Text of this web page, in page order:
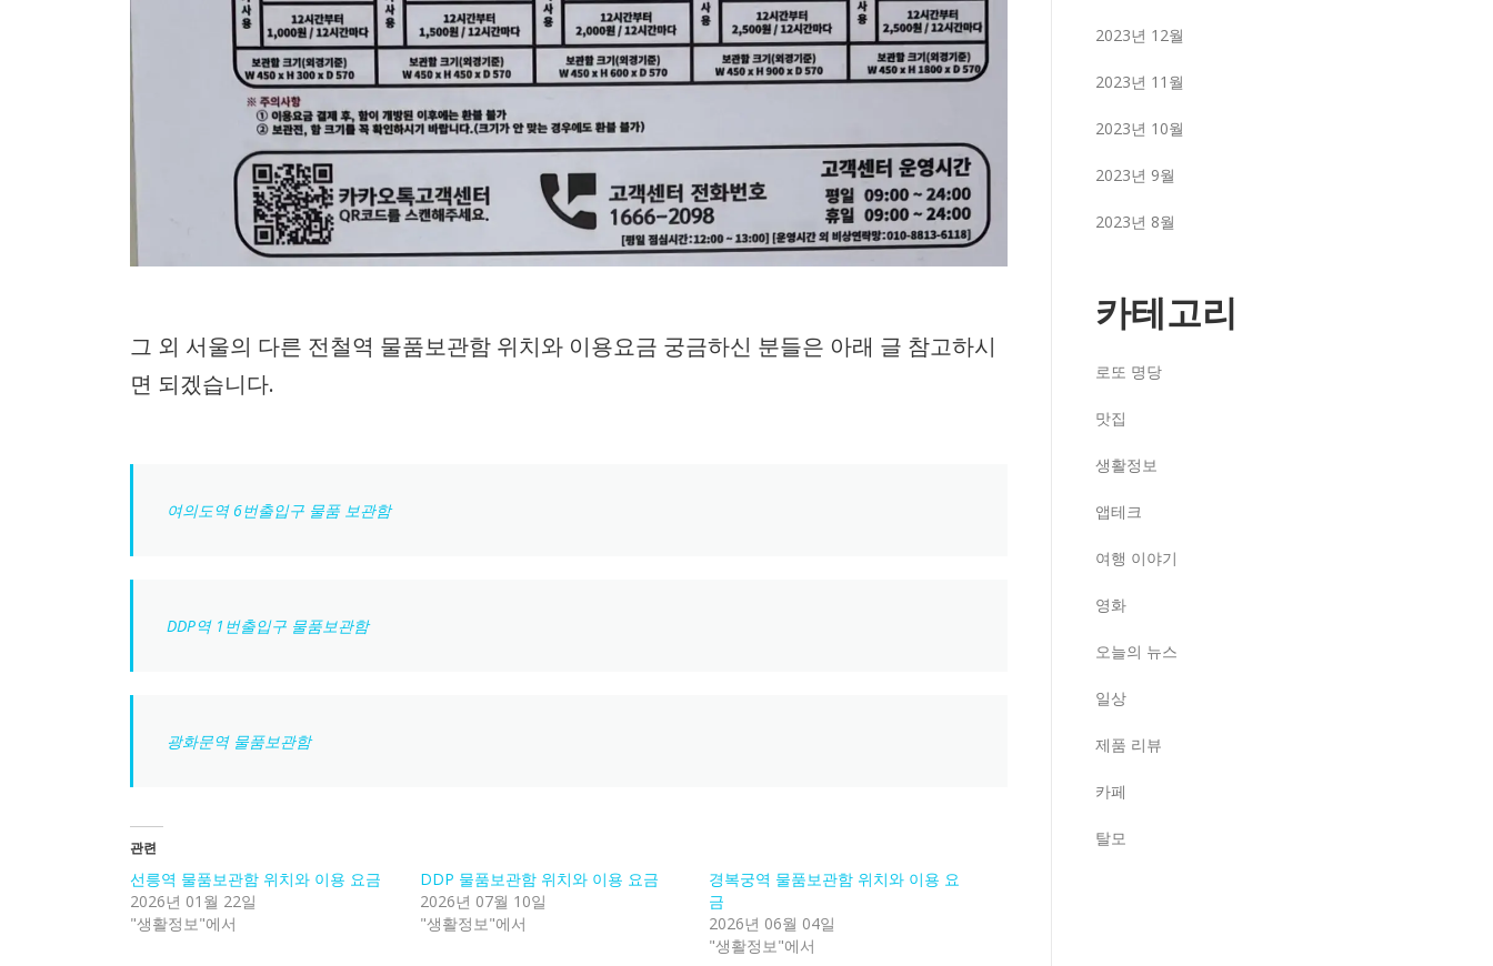
그 외 서울의 다른 전철역 물품보관함 위치와 이용요금 궁금하신 분들은 아래 글 참고하시
면 되겠습니다.
여의도역 6번출입구 물품 보관함
DDP역 1번출입구 물품보관함
광화문역 물품보관함
관련
선릉역 물품보관함 위치와 이용 요금
2026년 01월 22일
"생활정보"에서
DDP 물품보관함 위치와 이용 요금
2026년 07월 10일
"생활정보"에서
경복궁역 물품보관함 위치와 이용 요
금
2026년 06월 04일
"생활정보"에서
2023년 12월
2023년 11월
2023년 10월
2023년 9월
2023년 8월
카테고리
로또 명당
맛집
생활정보
앱테크
여행 이야기
영화
오늘의 뉴스
일상
제품 리뷰
카페
탈모